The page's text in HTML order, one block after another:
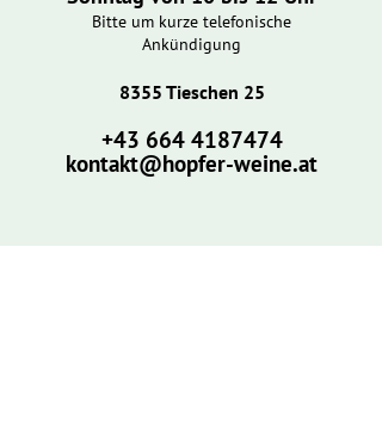
Bitte um kurze telefonische
Ankündigung
8355 Tieschen 25
​+43 664 4187474
kontakt@hopfer-weine.at